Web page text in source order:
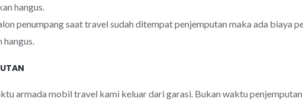
hangus.
penumpang saat travel sudah ditempat penjemputan maka ada biaya
hangus.
armada mobil travel kami keluar dari garasi. Bukan waktu